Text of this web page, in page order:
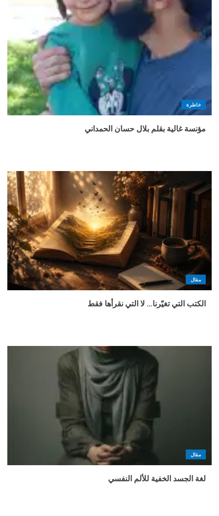
خاطرة
مؤنسة غالية بقلم بلال حسان الحمداني
مقال
الكتب التي تغيّرنا… لا التي نقرأها فقط
مقال
لغة الجسد الخفية للألم النفسي